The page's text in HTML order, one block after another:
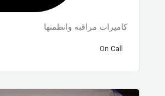
كاميرات مراقبه وانظمتها
On Call